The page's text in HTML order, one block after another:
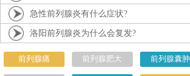
急性前列腺炎有什么症状?
洛阳前列腺炎为什么会复发?
前列腺痛 前列腺肥大 前列腺囊肿